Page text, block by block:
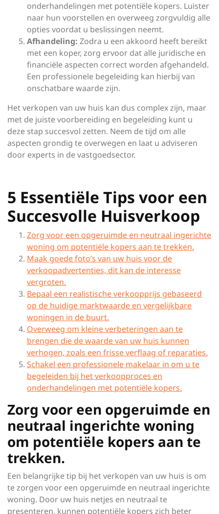
onderhandelingen met potentiële kopers. Luister
naar hun voorstellen en overweeg zorgvuldig alle
opties voordat u beslissingen neemt.
Afhandeling: Zodra u een akkoord heeft bereikt
met een koper, zorg ervoor dat alle juridische en
financiële aspecten correct worden afgehandeld.
Een professionele begeleiding kan hierbij van
onschatbare waarde zijn.
Het verkopen van uw huis kan dus complex zijn, maar
met de juiste voorbereiding en begeleiding kunt u
deze stap succesvol zetten. Neem de tijd om alle
aspecten grondig te overwegen en laat u adviseren
door experts in de vastgoedsector.
5 Essentiële Tips voor een
Succesvolle Huisverkoop
Zorg voor een opgeruimde en neutraal ingerichte
woning om potentiële kopers aan te trekken.
Maak goede foto’s van uw huis voor de
verkoopadvertenties, dit kan de interesse
vergroten.
Bepaal een realistische verkoopprijs gebaseerd
op de huidige marktwaarde en vergelijkbare
woningen in de buurt.
Overweeg om kleine verbeteringen aan te
brengen die de waarde van uw huis kunnen
verhogen, zoals een frisse verflaag of reparaties.
Schakel een professionele makelaar in om u te
begeleiden bij het verkoopproces en
onderhandelingen met potentiële kopers.
Zorg voor een opgeruimde en
neutraal ingerichte woning
om potentiële kopers aan te
trekken.
Een belangrijke tip bij het verkopen van uw huis is om
te zorgen voor een opgeruimde en neutraal ingerichte
woning. Door uw huis netjes en neutraal te
presenteren, kunnen potentiële kopers zich beter